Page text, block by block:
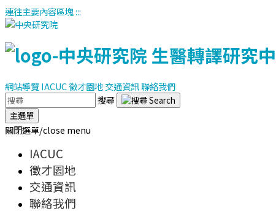
連往主要內容區塊:::
網站導覽IACUC徵才園地交通資訊聯絡我們
搜尋
主選單
關閉選單/close menu
IACUC
徵才園地
交通資訊
聯絡我們